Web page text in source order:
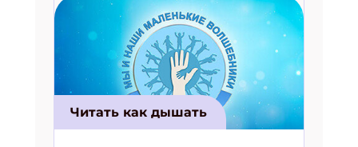
Читать как дышать